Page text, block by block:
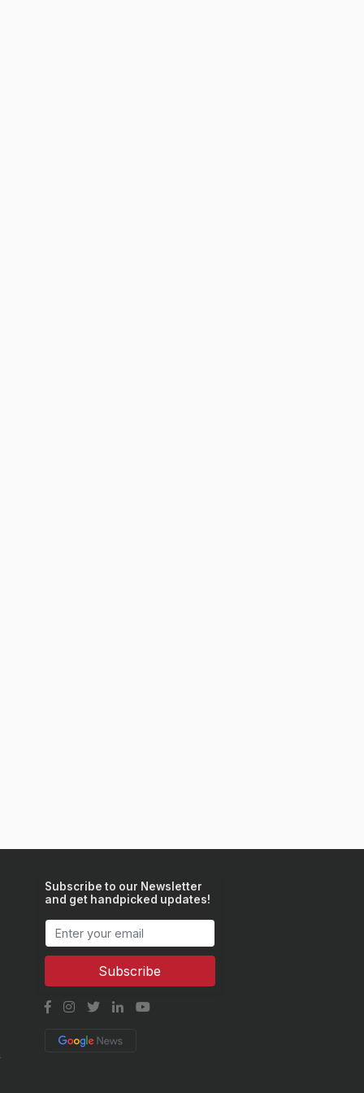
Subscribe to our Newsletter
and get handpicked updates!
Subscribe